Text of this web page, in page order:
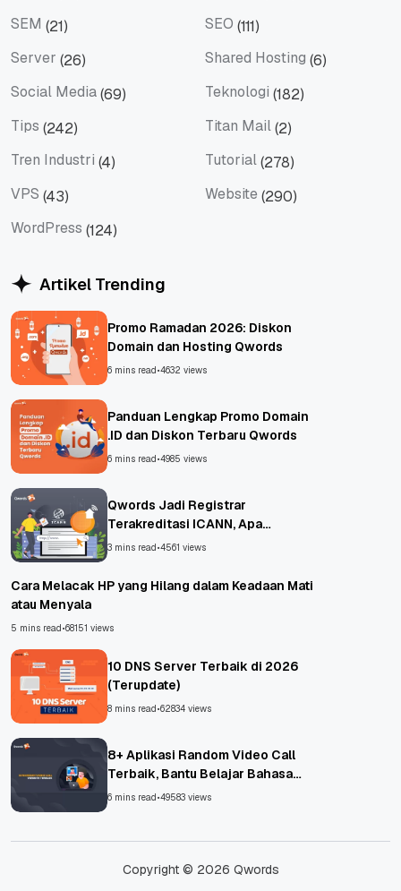
SEM (21) SEO (111)
Server (26) Shared Hosting (6)
Social Media(69) Teknologi (182)
Tips (242) Titan Mail(2)
Tren Industri (4) Tutorial(278)
VPS (43) Website (290)
WordPress (124)
Artikel Trending
Promo Ramadan 2026: Diskon
Domain dan Hosting Qwords
6 mins read•4632 views
Panduan Lengkap Promo Domain
.ID dan Diskon Terbaru Qwords
6 mins read•4985 views
Qwords Jadi Registrar
Terakreditasi ICANN, Apa
Untungnya?
3 mins read•4561 views
Cara Melacak HP yang Hilang dalam Keadaan Mati
atau Menyala
5 mins read•68151 views
10 DNS Server Terbaik di 2026
(Terupdate)
8 mins read•62834 views
8+ Aplikasi Random Video Call
Terbaik, Bantu Belajar Bahasa
Asing!
6 mins read•49583 views
Copyright © 2026 Qwords